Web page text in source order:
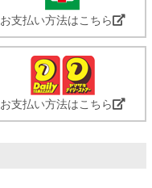
お支払い方法はこちら
お支払い方法はこちら